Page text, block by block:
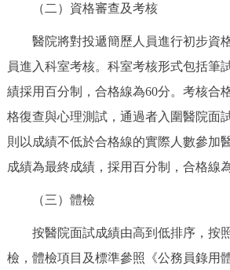
（二）資格審查及考核
醫院將對投遞簡歷人員進行初步資格
員進入科室考核。科室考核形式包括筆
績採用百分制，合格線為60分。考核合
格復查與心理測試，通過者入圍醫院面
則以成績不低於合格線的實際人數參加
成績為最終成績，採用百分制，合格線為
（三）體檢
按醫院面試成績由高到低排序，按照
檢，體檢項目及標準參照《公務員錄用